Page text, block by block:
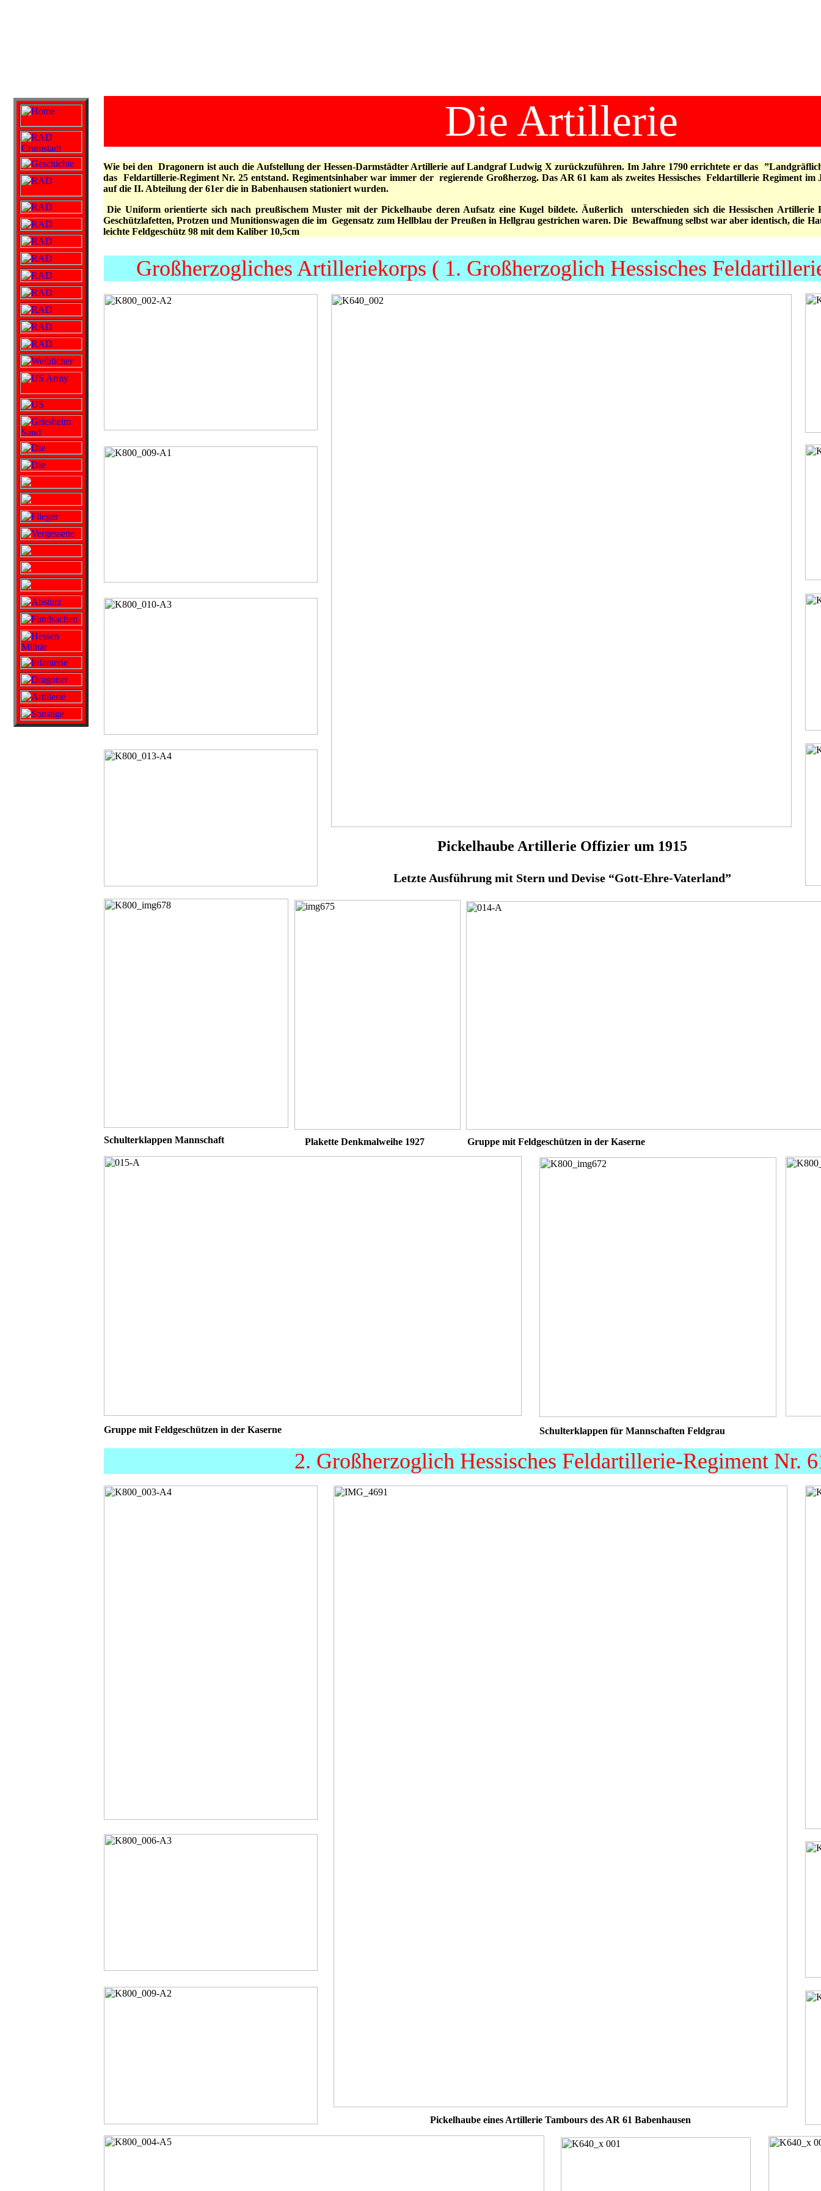
Die Artillerie
Wie bei den Dragonern ist auch die Aufstellung der Hessen-Darmstädter Artillerie auf Landgraf Ludwig X zurückzuführen. Im Jahre 1790 errichtete er das
das Feldartillerie-Regiment Nr. 25 entstand. Regimentsinhaber war immer der regierende Großherzog. Das AR 61 kam als zweites Hessisches Feldartillerie Regiment
auf die II. Abteilung der 61er die in Babenhausen stationiert wurden.
Die Uniform orientierte sich nach preußischem Muster mit der Pickelhaube deren Aufsatz eine Kugel bildete. Äußerlich unterschieden sich die Hessischen
Geschützlafetten, Protzen und Munitionswagen die im Gegensatz zum Hellblau der Preußen in Hellgrau gestrichen waren. Die Bewaffnung selbst war aber identisch, die
leichte Feldgeschütz 98 mit dem Kaliber 10,5cm
Großherzogliches Artilleriekorps ( 1. Großherzoglich Hessisches
Pickelhaube Artillerie Offizier um 1915
Letzte Ausführung mit Stern und Devise “Gott-Ehre-Vaterland”
Schulterklappen Mannschaft Plakette Denkmalweihe 1927 Gruppe mit Feldgeschützen in der Kaserne
Gruppe mit Feldgeschützen in der Kaserne Schulterklappen für Mannschaften Feldgrau
2. Großherzoglich Hessisches Feldartillerie-Regiment Nr.
Pickelhaube eines Artillerie Tambours des AR 61 Babenhausen